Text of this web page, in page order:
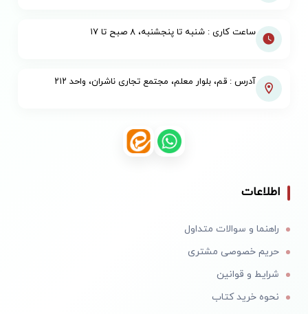
ساعت کاری : شنبه تا پنجشنبه، ۸ صبح تا ۱۷
آدرس : قم، بلوار معلم، مجتمع تجاری ناشران، واحد ۲۱۲
اطلاعات
راهنما و سوالات متداول
حریم خصوصی مشتری
شرایط و قوانین
نحوه خرید کتاب